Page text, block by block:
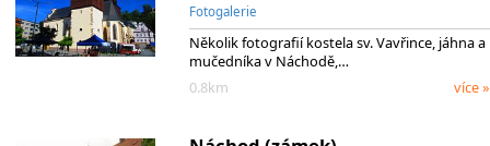
Fotogalerie
Několik fotografií kostela sv. Vavřince, jáhna a
mučedníka v Náchodě,…
0.8km
více »